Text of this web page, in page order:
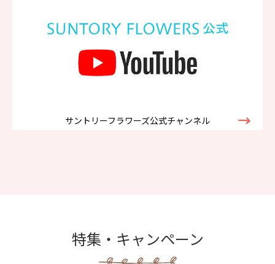
サントリーフラワーズ公式チャンネル
特集・キャンペーン